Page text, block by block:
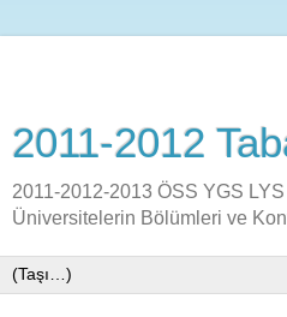
2011-2012
2011-2012-2013 ÖSS YGS LYS
Üniversitelerin Bölümleri ve